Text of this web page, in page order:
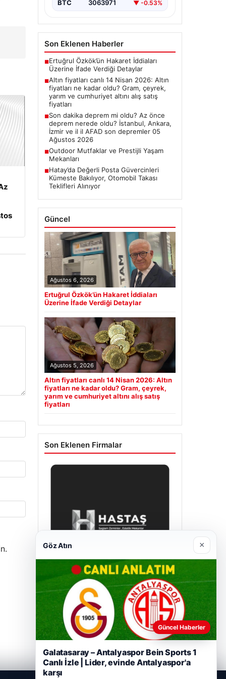
BTC 3063971 ▼ -0.53%
Son Eklenen Haberler
■Ertuğrul Özkök’ün Hakaret İddiaları
Üzerine İfade Verdiği Detaylar
■Altın fiyatları canlı 14 Nisan 2026: Altın
fiyatları ne kadar oldu? Gram, çeyrek,
yarım ve cumhuriyet altını alış satış
fiyatları
■Son dakika deprem mi oldu? Az önce
deprem nerede oldu? İstanbul, Ankara,
İzmir ve il il AFAD son depremler 05
Ağustos 2026
■Outdoor Mutfaklar ve Prestijli Yaşam
Mekanları
■Hatay’da Değerli Posta Güvercinleri
Kümeste Bakılıyor, Otomobil Takası
Teklifleri Alınıyor
Güncel
Ağustos 6, 2026
Ertuğrul Özkök’ün Hakaret İddiaları
Üzerine İfade Verdiği Detaylar
Ağustos 5, 2026
Altın fiyatları canlı 14 Nisan 2026: Altın
fiyatları ne kadar oldu? Gram, çeyrek,
yarım ve cumhuriyet altını alış satış
fiyatları
Son Eklenen Firmalar
Prenses Night Club
Nisan 29, 2026
Göz Atın ×
Güncel Haberler
Galatasaray – Antalyaspor Bein Sports 1
Canlı İzle | Lider, evinde Antalyaspor'a
karşı